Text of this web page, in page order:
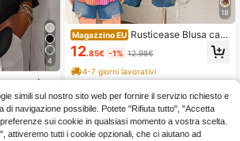
4
nera da d
corte, c
cadenti e
18
Magazzino EU Rusticease Blusa cas
ual da donna taglie forti per vacanz
e estive, con stampa a righe e blocc
hi di colore, stile country da spiaggi
a
12.85€ -1% 12.98€
4-7 giorni lavorativi
simili sul nostro sito web per fornire il servizio richiesto e
di navigazione possibile. Potete "Rifiuta tutto", "Accetta
sui cookie in qualsiasi momento a vostra scelta.
attiveremo tutti i cookie opzionali, che ci aiutano ad